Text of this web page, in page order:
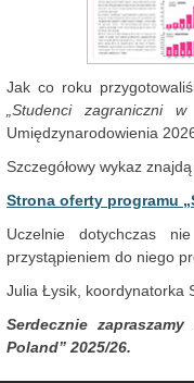
Jak co roku
„Studenci zagraniczni
Umiędzynarodowienia
Szczegółowy wykaz
Strona oferty programu
Uczelnie dotychczas
przystąpieniem do niego
Julia Łysik, koordynatorka
Serdecznie
Poland” 2025/26.